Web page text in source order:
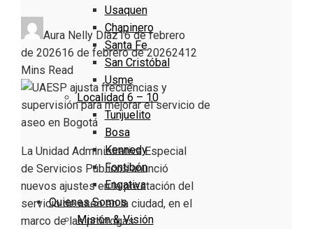
Usaquen
Chapinero
Santa Fe
San Cristóbal
Usme
Localidad 6 – 10
Tunjuelito
Bosa
Kennedy
Fontibón
Engativa
Quienes Somos
Misión & Visión
Aura Nelly Díaz16 de febrero
de 202616 de febrero de 20262412
Mins Read
La Unidad Administrativa Especial
de Servicios Públicosanunció
nuevos ajustes en la prestación del
servicio de aseo en la ciudad, en el
marco de las prórrogas